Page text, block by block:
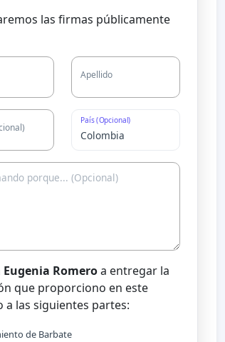
las firmas públicamente
Apellido
País (Opcional)
Eugenia Romeroa entregar la
que proporciono en este
las siguientes partes:
de Barbate